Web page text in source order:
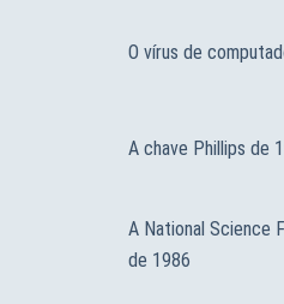
O vírus de
A chave Phillips de
A National Science
de 1986